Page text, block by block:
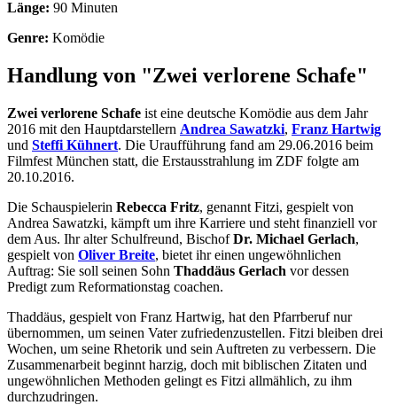
Länge: 90 Minuten
Genre: Komödie
Handlung von "Zwei verlorene Schafe"
Zwei verlorene Schafe ist eine deutsche Komödie aus dem Jahr
2016 mit den Hauptdarstellern Andrea Sawatzki, Franz Hartwig
und Steffi Kühnert. Die Uraufführung fand am 29.06.2016 beim
Filmfest München statt, die Erstausstrahlung im ZDF folgte am
20.10.2016.
Die Schauspielerin Rebecca Fritz, genannt Fitzi, gespielt von
Andrea Sawatzki, kämpft um ihre Karriere und steht finanziell vor
dem Aus. Ihr alter Schulfreund, BischofDr. Michael Gerlach,
gespielt von Oliver Breite, bietet ihr einen ungewöhnlichen
Auftrag: Sie soll seinen Sohn Thaddäus Gerlach vor dessen
Predigt zum Reformationstag coachen.
Thaddäus, gespielt von Franz Hartwig, hat den Pfarrberuf nur
übernommen, um seinen Vater zufriedenzustellen. Fitzi bleiben drei
Wochen, um seine Rhetorik und sein Auftreten zu verbessern. Die
Zusammenarbeit beginnt harzig, doch mit biblischen Zitaten und
ungewöhnlichen Methoden gelingt es Fitzi allmählich, zu ihm
durchzudringen.